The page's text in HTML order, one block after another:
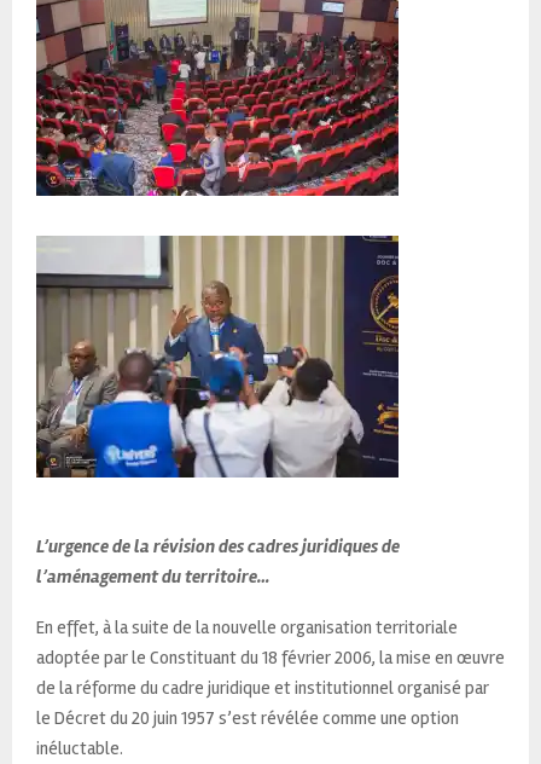
L’urgence de la révision des cadres juridiques de
l’aménagement du territoire…
En effet, à la suite de la nouvelle organisation territoriale
adoptée par le Constituant du 18 février 2006, la mise en œuvre
de la réforme du cadre juridique et institutionnel organisé par
le Décret du 20 juin 1957 s’est révélée comme une option
inéluctable.